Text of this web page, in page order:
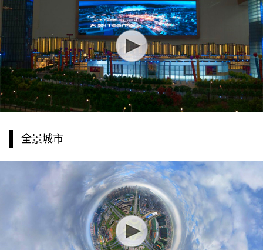
会主任许光，梧州市委书记、
市人大常委会主任黄俊华等作
见证。
主席、党组书记陈励，市妇联
副主席、党组成员梁翠妮，市
妇联副主席、党组成员罗素霞
共同出席了活动。
全景城市